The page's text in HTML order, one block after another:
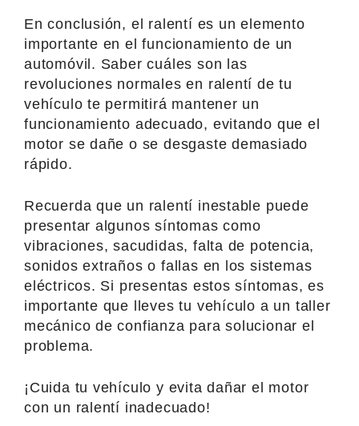
En conclusión, el ralentí es un elemento
importante en el funcionamiento de un
automóvil. Saber cuáles son las
revoluciones normales en ralentí de tu
vehículo te permitirá mantener un
funcionamiento adecuado, evitando que el
motor se dañe o se desgaste demasiado
rápido.
Recuerda que un ralentí inestable puede
presentar algunos síntomas como
vibraciones, sacudidas, falta de potencia,
sonidos extraños o fallas en los sistemas
eléctricos. Si presentas estos síntomas, es
importante que lleves tu vehículo a un taller
mecánico de confianza para solucionar el
problema.
¡Cuida tu vehículo y evita dañar el motor
con un ralentí inadecuado!